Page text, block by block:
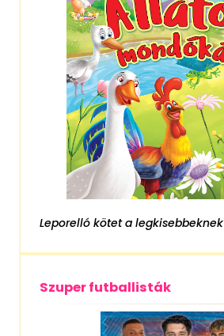
Leporelló kötet a legkisebbeknek
Szuper futballisták